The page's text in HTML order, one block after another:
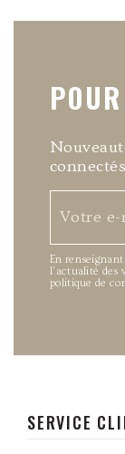
SERVICE
En
l’actualité des
politique de